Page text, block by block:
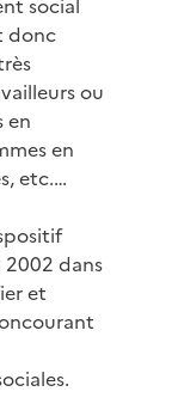
donc
ou
en
en
etc.…
2002 dans
et